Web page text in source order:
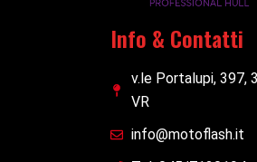
Info & Contatti
v.le Portalupi, 397,
VR
info@motoflash.it